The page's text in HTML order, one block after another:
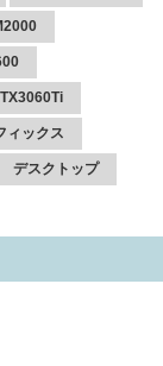
ィックス
デスクトップ